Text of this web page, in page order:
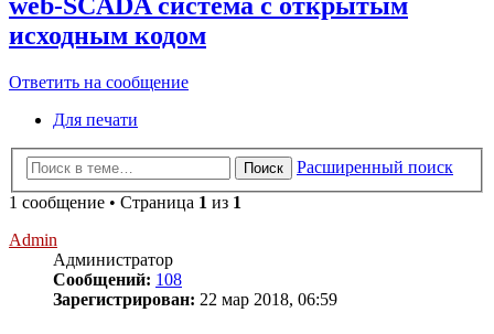
web-SCADA система с открытым
исходным кодом
Ответить на сообщение
Для печати
Поиск
Расширенный поиск
1 сообщение • Страница 1 из 1
Admin
Администратор
Сообщений: 108
Зарегистрирован: 22 мар 2018, 06:59